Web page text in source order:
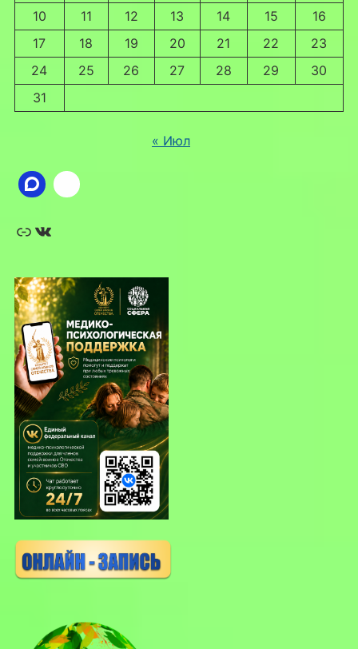
10
11 12 13 14 15
16
17
18 19 20 21 22
23
24
25 26 27 28 29
30
31
« Июл
Ссылка